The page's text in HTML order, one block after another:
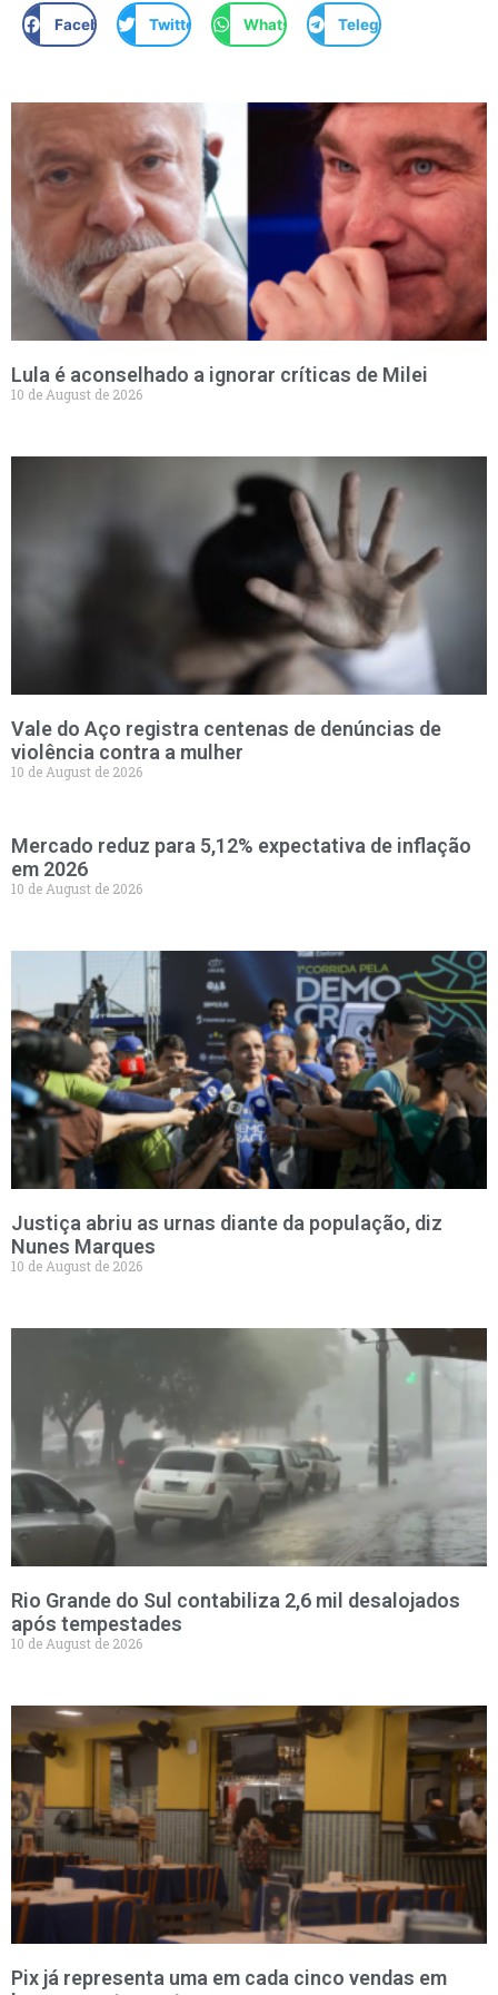
Facebook Twitter WhatsApp Telegram
Lula é aconselhado a ignorar críticas de Milei
10 de August de 2026
Vale do Aço registra centenas de denúncias de
violência contra a mulher
10 de August de 2026
Mercado reduz para 5,12% expectativa de inflação
em 2026
10 de August de 2026
Justiça abriu as urnas diante da população, diz
Nunes Marques
10 de August de 2026
Rio Grande do Sul contabiliza 2,6 mil desalojados
após tempestades
10 de August de 2026
Pix já representa uma em cada cinco vendas em